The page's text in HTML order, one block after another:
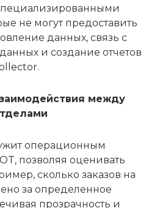
не могут предоставить
данных, связь с
и создание отчетов
между
операционным
позволяя оценивать
сколько заказов на
за определенное
прозрачность и